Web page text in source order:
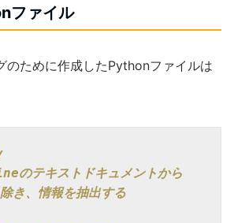
ファイル
のために作成したPythonファイルは
のテキストドキュメントから
き、情報を抽出する